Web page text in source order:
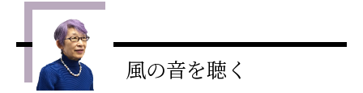
風の音を聴く